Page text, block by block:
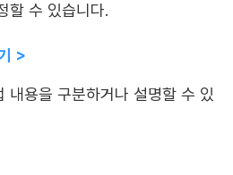
할 수 있습니다.
>
내용을 구분하거나 설명할 수 있